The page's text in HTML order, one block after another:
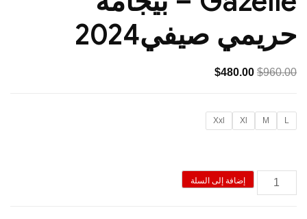
حريمي صيفي2024
$960.00
السعر
هو:
$960.00.
$480.00 السعر
هو:
$480.00.
L
M
Xl
Xxl
كمية
Gazelle
إضافة إلى السلة